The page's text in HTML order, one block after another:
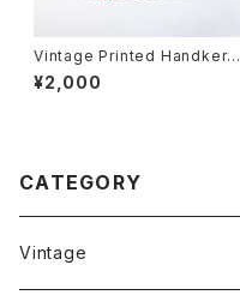
Vintage Printed Handkerch
ief 009・ヴィンテージ プリント
ハンカチ 009 U.S.A
¥2,000
CATEGORY
Vintage